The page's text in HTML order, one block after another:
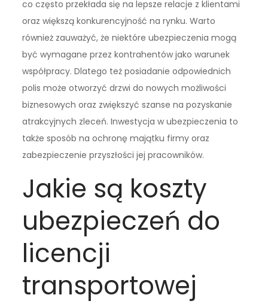
co często przekłada się na lepsze relacje z klientami
oraz większą konkurencyjność na rynku. Warto
również zauważyć, że niektóre ubezpieczenia mogą
być wymagane przez kontrahentów jako warunek
współpracy. Dlatego też posiadanie odpowiednich
polis może otworzyć drzwi do nowych możliwości
biznesowych oraz zwiększyć szanse na pozyskanie
atrakcyjnych zleceń. Inwestycja w ubezpieczenia to
także sposób na ochronę majątku firmy oraz
zabezpieczenie przyszłości jej pracowników.
Jakie są koszty
ubezpieczeń do
licencji
transportowej